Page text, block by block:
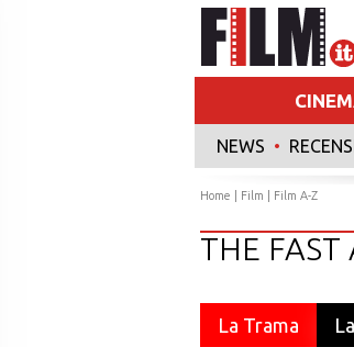
NEWS •
Home Film Film A-Z
THE FAST
La Trama